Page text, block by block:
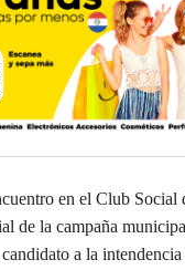
en el Club Social
de la campaña
candidato a la